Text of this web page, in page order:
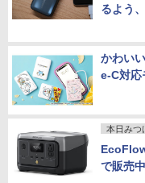
るよう
かわい
e-C対応
本日みつ
で販売中